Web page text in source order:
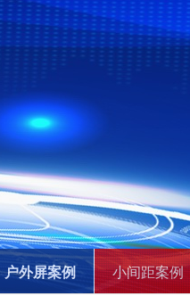
户外屏案例 小间距案例